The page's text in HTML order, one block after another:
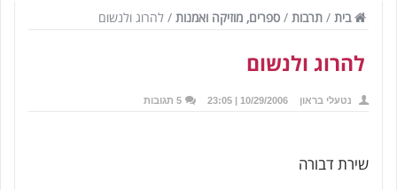
בית / תרבות / ספרים, מוזיקה ואמנות / להרוג ולנשום
להרוג ולנשום
נטעלי בראון 10/29/2006 | 23:05 5 תגובות
שירת דבורה